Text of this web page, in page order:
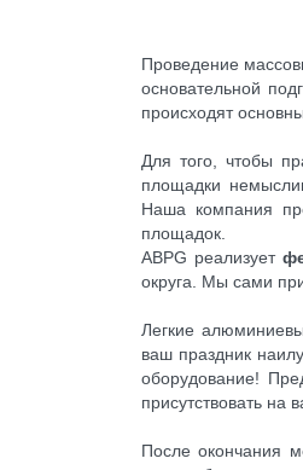
Проведение
основательной
происходят
Для того, чтобы
площадки
Наша компания
площадок.
ABPG реализует
округа. Мы сами
Легкие
ваш праздник
оборудование!
присутствовать на
После окончания